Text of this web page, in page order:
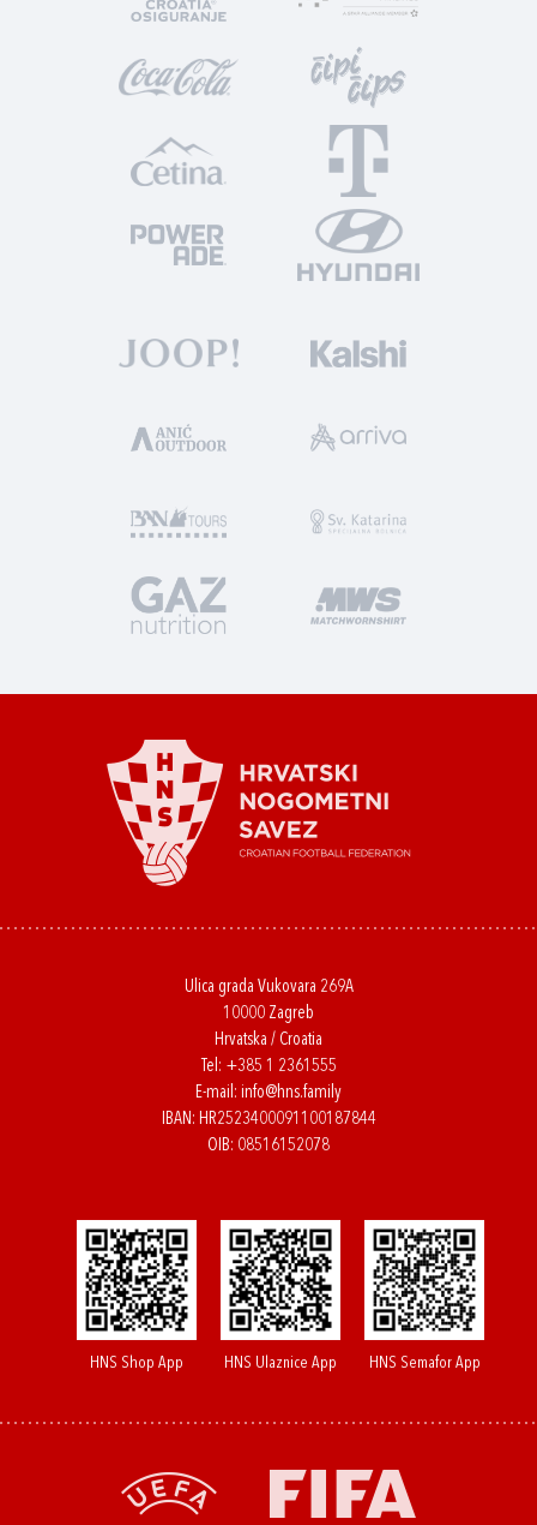
Ulica grada Vukovara 269A
10000 Zagreb
Hrvatska / Croatia
Tel: +385 1 2361555
E-mail: info@hns.family
IBAN: HR2523400091100187844
OIB: 08516152078
HNS Shop App HNS Ulaznice App HNS Semafor App